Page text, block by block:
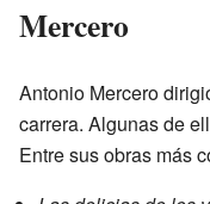
Mercero
Antonio Mercero
carrera. Algunas de
Entre sus obras más